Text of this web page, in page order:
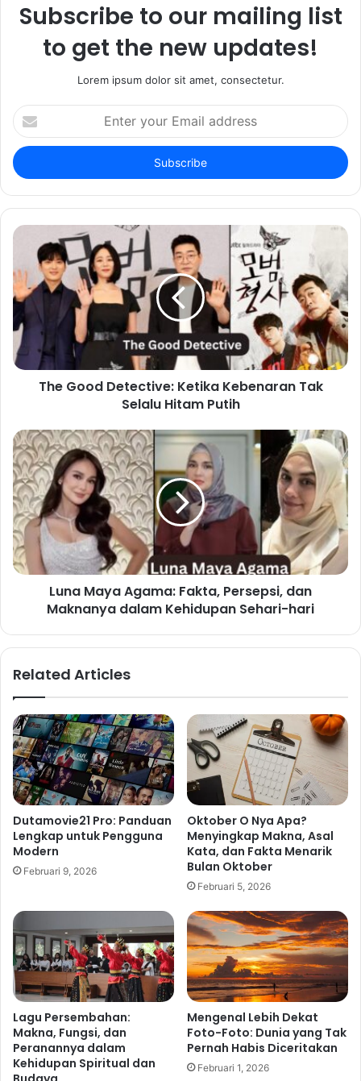
Subscribe to our mailing list
to get the new updates!
Lorem ipsum dolor sit amet, consectetur.
Enter
your
Email
address
The Good Detective: Ketika Kebenaran Tak
Selalu Hitam Putih
Luna Maya Agama: Fakta, Persepsi, dan
Maknanya dalam Kehidupan Sehari-hari
Related Articles
Dutamovie21 Pro: Panduan
Lengkap untuk Pengguna
Modern
Februari 9, 2026
Oktober O Nya Apa?
Menyingkap Makna, Asal
Kata, dan Fakta Menarik
Bulan Oktober
Februari 5, 2026
Lagu Persembahan:
Makna, Fungsi, dan
Peranannya dalam
Kehidupan Spiritual dan
Mengenal Lebih Dekat
Foto-Foto: Dunia yang Tak
Pernah Habis Diceritakan
Februari 1, 2026